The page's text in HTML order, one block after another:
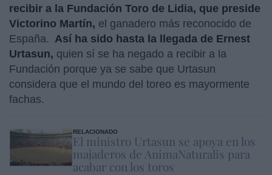
recibir a la Fundación Toro de Lidia, que preside
Victorino Martín, el ganadero más reconocido de
España. Así ha sido hasta la llegada de Ernest
Urtasun, quien sí se ha negado a recibir a la
Fundación porque ya se sabe que Urtasun
considera que el mundo del toreo es mayormente
fachas.
RELACIONADO
El ministro Urtasun se apoya en los
majaderos de AnimaNaturalis para
acabar con los toros